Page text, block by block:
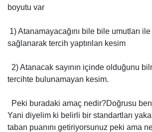
boyutu var
1) Atanamayacağını bile bile umutları
sağlanarak tercih yaptırılan kesim
2) Atanacak sayının içinde olduğunu
tercihte bulunamayan kesim.
Peki buradaki amaç nedir?Doğrusu
Yani diyelim ki belirli bir standartları
taban puanını getiriyorsunuz peki ama